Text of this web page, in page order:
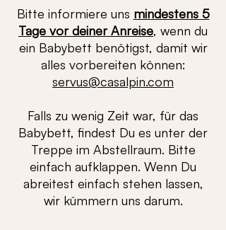
Bitte informiere uns mindestens 5
Tage vor deiner Anreise, wenn du
ein Babybett benötigst, damit wir
alles vorbereiten können:
servus@casalpin.com
Falls zu wenig Zeit war, für das
Babybett, findest Du es unter der
Treppe im Abstellraum. Bitte
einfach aufklappen. Wenn Du
abreitest einfach stehen lassen,
wir kümmern uns darum.